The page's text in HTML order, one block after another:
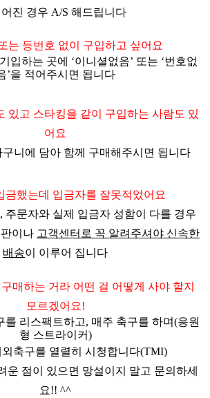
진 경우 A/S 해드립니다
는 등번호 없이 구입하고 싶어요
입하는 곳에 ‘이니셜없음’ 또는 ‘번호없
’을 적어주시면 됩니다
있고 스타킹을 같이 구입하는 사람도 있
어요
니에 담아 함께 구매해주시면 됩니다
금했는데 입금자를 잘못적었어요
주문자와 실제 입금자 성함이 다를 경우
이나 고객센터로 꼭 알려주셔야 신속한
배송이 이루어 집니다
매하는 거라 어떤 걸 어떻게 사야 할지
모르겠어요!
를 리스팩트하고, 매주 축구를 하며(응원
형 스트라이커)
축구를 열렬히 시청합니다(TMI)
운 점이 있으면 망설이지 말고 문의하세
요!! ^^